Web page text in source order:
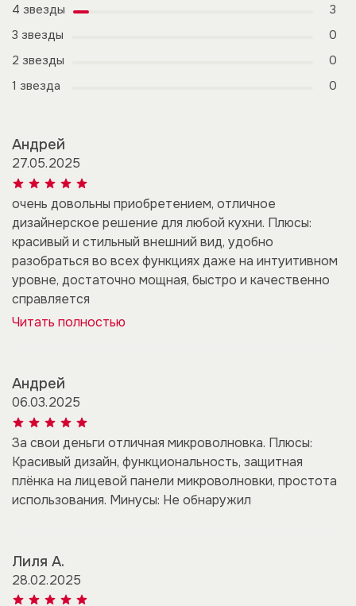
Андрей
27.05.2025
очень довольны приобретением, отличное
дизайнерское решение для любой кухни. Плюсы:
красивый и стильный внешний вид, удобно
разобраться во всех функциях даже на интуитивном
уровне, достаточно мощная, быстро и качественно
справляется
Читать полностью
Андрей
06.03.2025
За свои деньги отличная микроволновка. Плюсы:
Красивый дизайн, функциональность, защитная
плёнка на лицевой панели микроволновки, простота
использования. Минусы: Не обнаружил
Лиля А.
28.02.2025
4 звезды
3
3 звезды
0
2 звезды
0
1 звезда
0